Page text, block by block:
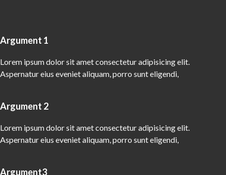
Argument 1
Lorem ipsum dolor sit amet consectetur adipisicing elit.
Aspernatur eius eveniet aliquam, porro sunt eligendi,
Argument 2
Lorem ipsum dolor sit amet consectetur adipisicing elit.
Aspernatur eius eveniet aliquam, porro sunt eligendi,
Argument3